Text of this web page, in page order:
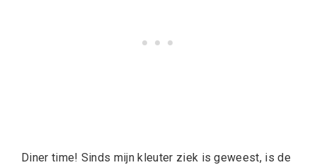
Diner time! Sinds mijn kleuter ziek is geweest, is de